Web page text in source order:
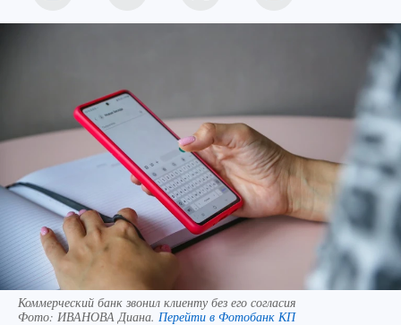
Коммерческий банк звонил клиенту без его согласия
Фото: ИВАНОВА Диана. Перейти в Фотобанк КП